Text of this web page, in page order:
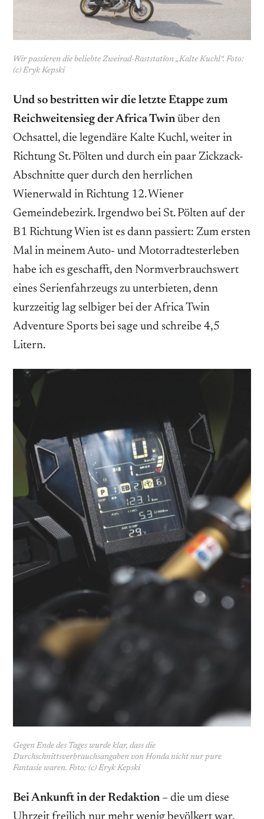
Wir passieren die beliebte Zweirad-Raststation „Kalte Kuchl“. Foto:
(c) Eryk Kepski
Und so bestritten wir die letzte Etappe zum
Reichweitensieg der Africa Twinüber den
Ochsattel, die legendäre Kalte Kuchl, weiter in
Richtung St. Pölten und durch ein paar Zickzack-
Abschnitte quer durch den herrlichen
Wienerwald in Richtung 12. Wiener
Gemeindebezirk. Irgendwo bei St. Pölten auf der
B1 Richtung Wien ist es dann passiert: Zum ersten
Mal in ­meinem Auto- und Motorradtesterleben
habe ich es geschafft, den Normverbrauchswert
eines Serienfahrzeugs zu unterbieten, denn
kurzzeitig lag selbiger bei der Africa Twin
Adventure Sports bei sage und schreibe 4,5
Litern.
Gegen Ende des Tages wurde klar, dass die
Durchschnittsverbrauchsangaben von Honda nicht nur pure
Fantasie waren. Foto: (c) Eryk Kepski
Bei Ankunft in der Redaktion– die um diese